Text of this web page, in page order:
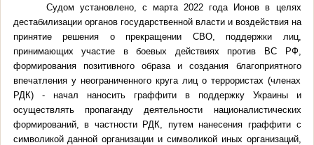
Судом установлено, с марта 2022 года Ионов в целях
дестабилизации органов государственной власти и воздействия на
принятие решения о прекращении СВО, поддержки лиц,
принимающих участие в боевых действиях против ВС РФ,
формирования позитивного образа и создания благоприятного
впечатления у неограниченного круга лиц о террористах (членах
РДК) - начал наносить граффити в поддержку Украины и
осуществлять пропаганду деятельности националистических
формирований, в частности РДК, путем нанесения граффити с
символикой данной организации и символикой иных организаций,